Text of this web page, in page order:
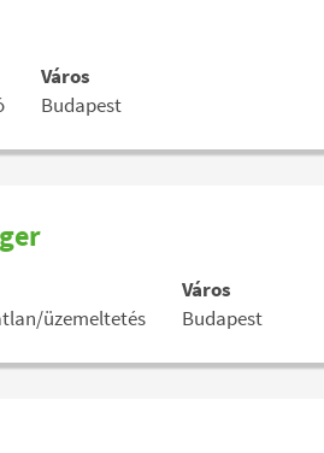
Város
Budapest
üzemeltetés
Város
Budapest